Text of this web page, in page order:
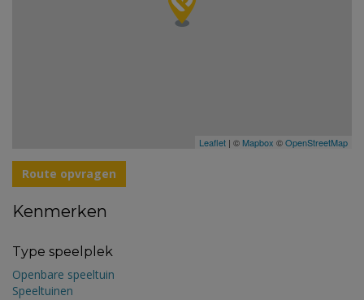
Leaflet | © Mapbox ©OpenStreetMap
Route opvragen
Kenmerken
Type speelplek
Openbare speeltuin
Speeltuinen